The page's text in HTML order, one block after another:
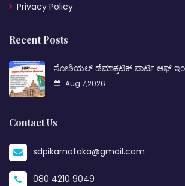
Privacy Policy
Recent Posts
ಸೋಶಿಯಲ್ ಡೆಮಾಕ್ರಟಿಕ್ ಪಾರ್ಟಿ ಆಫ್
Aug 7,2026
Contact Us
sdpikarnataka@gmail.com
080 4210 9049